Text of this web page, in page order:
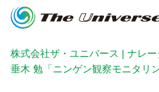
株式会社ザ・ユニバース | ナレ
垂木 勉「ニンゲン観察モニタリ